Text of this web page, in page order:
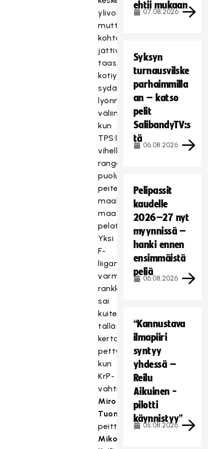
ylivoimakavennuksen,
mutta
kohta
jättivät
taas
kotiyleisön
sydämet
lyönnin
väliin,
kun
TPS:lle
vihellettiin
rangaistuslaukaus
puolustajan
peitettyä
maalipaikan
maasta
pelaten.
Yksi
F-
liigan
varmimmista
rankkarispesialisteista
sai
kuitenkin
tällä
kertaa
pettyä,
kun
KrP-
vahti
Miro
Tuomala
peitti
Miko
ehtii mukaan
07.08.2026
Syksyn
turnausvilske
parhaimmilla
an – katso
pelit
SalibandyTV:s
tä
06.08.2026
Pelipassit
kaudelle
2026–27 nyt
myynnissä –
hanki ennen
ensimmäistä
peliä
06.08.2026
“Kannustava
ilmapiiri
syntyy
yhdessä –
Reilu
Aikuinen -
pilotti
käynnistyy”
05.08.2026